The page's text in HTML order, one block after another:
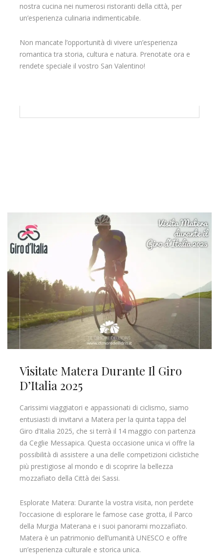
nostra cucina nei numerosi ristoranti della città, per
un’esperienza culinaria indimenticabile.
Non mancate l’opportunità di vivere un’esperienza
romantica tra storia, cultura e natura. Prenotate ora e
rendete speciale il vostro San Valentino!
Visitate Matera Durante Il Giro
D’Italia 2025
Carissimi viaggiatori e appassionati di ciclismo, siamo
entusiasti di invitarvi a Matera per la quinta tappa del
Giro d’Italia 2025, che si terrà il 14 maggio con partenza
da Ceglie Messapica. Questa occasione unica vi offre la
possibilità di assistere a una delle competizioni ciclistiche
più prestigiose al mondo e di scoprire la bellezza
mozzafiato della Città dei Sassi.
Esplorate Matera: Durante la vostra visita, non perdete
l’occasione di esplorare le famose case grotta, il Parco
della Murgia Materana e i suoi panorami mozzafiato.
Matera è un patrimonio dell’umanità UNESCO e offre
un’esperienza culturale e storica unica.